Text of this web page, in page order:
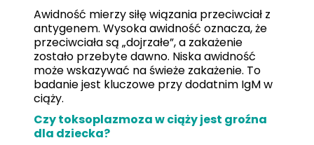
Awidność mierzy siłę wiązania przeciwciał z
antygenem. Wysoka awidność oznacza, że
przeciwciała są „dojrzałe”, a zakażenie
zostało przebyte dawno. Niska awidność
może wskazywać na świeże zakażenie. To
badanie jest kluczowe przy dodatnim IgM w
ciąży.
Czy toksoplazmoza w ciąży jest groźna
dla dziecka?